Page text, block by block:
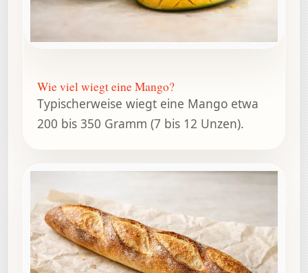
Wie viel wiegt eine Mango?
Typischerweise wiegt eine Mango etwa
200 bis 350 Gramm (7 bis 12 Unzen).